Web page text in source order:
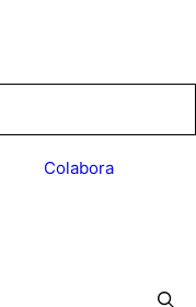
Colabora